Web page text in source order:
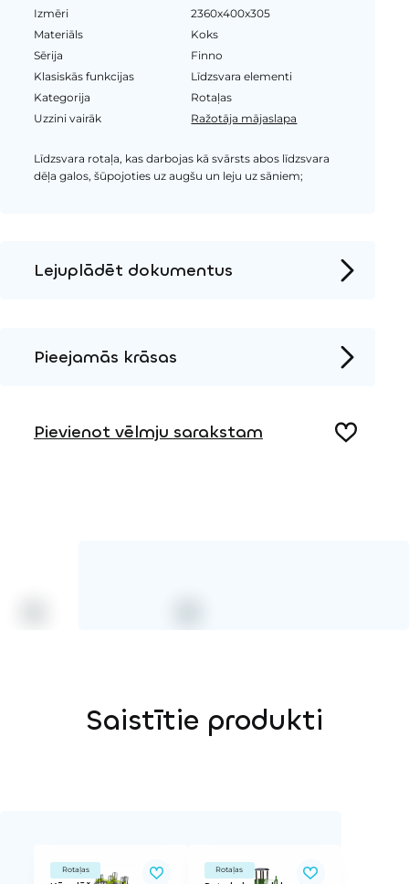
Izmēri
2360x400x305
Materiāls
Koks
Sērija
Finno
Klasiskās funkcijas
Līdzsvara elementi
Kategorija
Rotaļas
Uzzini vairāk
Ražotāja mājaslapa
Līdzsvara rotaļa, kas darbojas kā svārsts abos līdzsvara
dēļa galos, šūpojoties uz augšu un leju uz sāniem;
Lejuplādēt dokumentus
2D DWG – Sānu skats
3D DWG
Pieejamās krāsas
Pievienot vēlmju sarakstam
Saistītie produkti
Rotaļas Rotaļas